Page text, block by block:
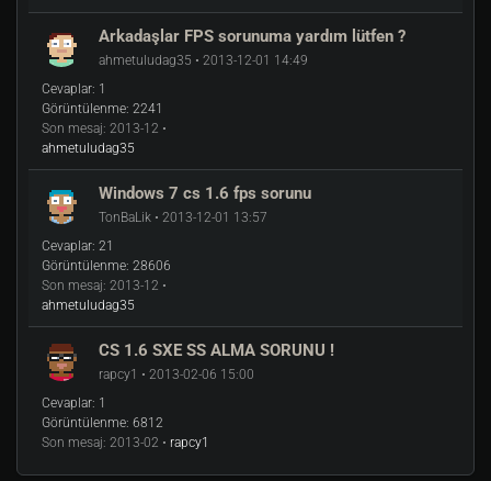
Arkadaşlar FPS sorunuma yardım lütfen ?
ahmetuludag35 • 2013-12-01 14:49
Cevaplar: 1
Görüntülenme: 2241
Son mesaj: 2013-12 •
ahmetuludag35
Windows 7 cs 1.6 fps sorunu
TonBaLik • 2013-12-01 13:57
Cevaplar: 21
Görüntülenme: 28606
Son mesaj: 2013-12 •
ahmetuludag35
CS 1.6 SXE SS ALMA SORUNU !
rapcy1 • 2013-02-06 15:00
Cevaplar: 1
Görüntülenme: 6812
Son mesaj: 2013-02 • rapcy1